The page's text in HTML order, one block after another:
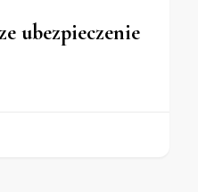
ubezpieczenie